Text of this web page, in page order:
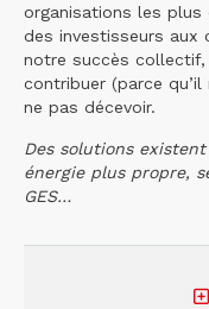
organisations les plus
des investisseurs aux
notre succès
contribuer (parce qu’il
ne pas décevoir.
Des solutions
énergie plus propre,
GES…